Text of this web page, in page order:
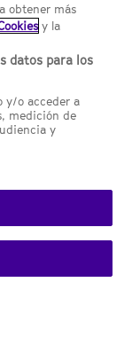
Edificio Torre
28046 Madrid B-
y regulado
Competencia
SYFY
obtener más
y la
datos para los
y/o acceder a
medición de
y